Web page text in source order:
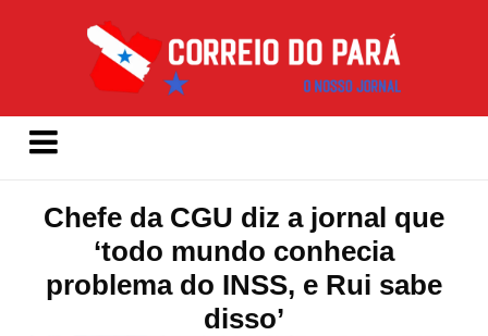
Chefe da CGU diz a jornal que
‘todo mundo conhecia
problema do INSS, e Rui sabe
disso’